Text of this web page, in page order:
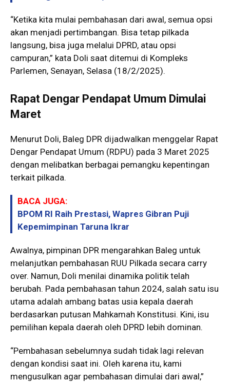
“Ketika kita mulai pembahasan dari awal, semua opsi
akan menjadi pertimbangan. Bisa tetap pilkada
langsung, bisa juga melalui DPRD, atau opsi
campuran,” kata Doli saat ditemui di Kompleks
Parlemen, Senayan, Selasa (18/2/2025).
Rapat Dengar Pendapat Umum Dimulai
Maret
Menurut Doli, Baleg DPR dijadwalkan menggelar Rapat
Dengar Pendapat Umum (RDPU) pada 3 Maret 2025
dengan melibatkan berbagai pemangku kepentingan
terkait pilkada.
BACA JUGA:
BPOM RI Raih Prestasi, Wapres Gibran Puji
Kepemimpinan Taruna Ikrar
Awalnya, pimpinan DPR mengarahkan Baleg untuk
melanjutkan pembahasan RUU Pilkada secara carry
over. Namun, Doli menilai dinamika politik telah
berubah. Pada pembahasan tahun 2024, salah satu isu
utama adalah ambang batas usia kepala daerah
berdasarkan putusan Mahkamah Konstitusi. Kini, isu
pemilihan kepala daerah oleh DPRD lebih dominan.
“Pembahasan sebelumnya sudah tidak lagi relevan
dengan kondisi saat ini. Oleh karena itu, kami
mengusulkan agar pembahasan dimulai dari awal,”